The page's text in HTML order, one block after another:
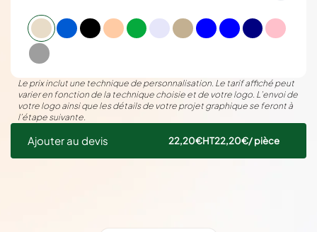
2000 pièces
Le prix inclut une technique de personnalisation. Le tarif affiché peut
varier en fonction de la technique choisie et de votre logo. L’envoi de
votre logo ainsi que les détails de votre projet graphique se feront à
l’étape suivante.
Ajouter au devis 22,20€HT22,20€/ pièce